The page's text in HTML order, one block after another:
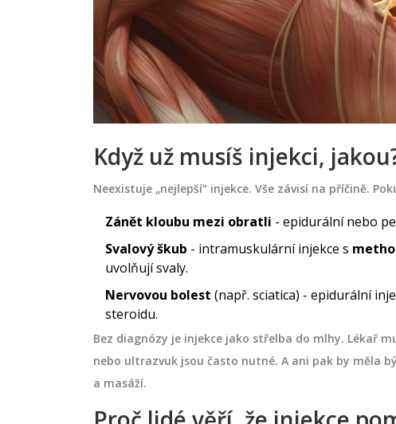
Když už musíš injekci,
Neexistuje „nejlepší“ injekce. Vše závisí na příčině.
Zánět kloubu mezi obratli - epidurální nebo
Svalový škub - intramuskulární injekce s
uvolňují svaly.
Nervovou bolest (např. sciatica) - epidurální
steroidu.
Bez diagnózy je injekce jako střelba do mlhy. Lékař
nebo ultrazvuk jsou často nutné. A ani pak by měla
a masáží.
se přirozeně zbavit toxinů pomocí
medové masáže!